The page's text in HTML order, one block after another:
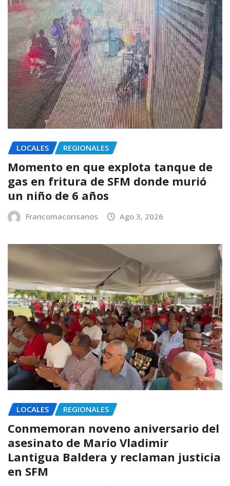
LOCALES REGIONALES
Momento en que explota tanque de
gas en fritura de SFM donde murió
un niño de 6 años
Francomacorisanos Ago 3, 2026
LOCALES REGIONALES
Conmemoran noveno aniversario del
asesinato de Mario Vladimir
Lantigua Baldera y reclaman justicia
en SFM